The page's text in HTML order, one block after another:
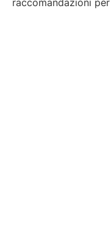
raccomandazioni